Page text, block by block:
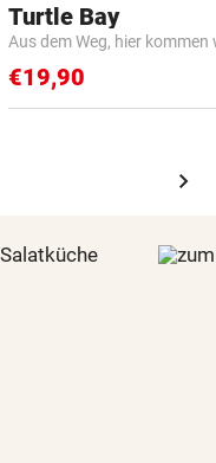
Turtle Bay
Aus dem Weg, hier kommen
€19,90
chevron_right